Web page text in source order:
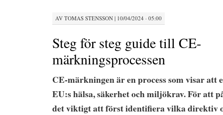
AV TOMAS STENSSON | 10/04/2024 · 05:00
Steg för steg guide till CE-
märkningsprocessen
CE-märkningen är en process som visar
EU:s hälsa, säkerhet och miljökrav. För att
det viktigt att först identifiera vilka direktiv